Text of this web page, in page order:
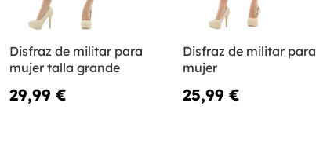
Disfraz de militar para
mujer talla grande
29,99 €
Disfraz de militar para
mujer
25,99 €